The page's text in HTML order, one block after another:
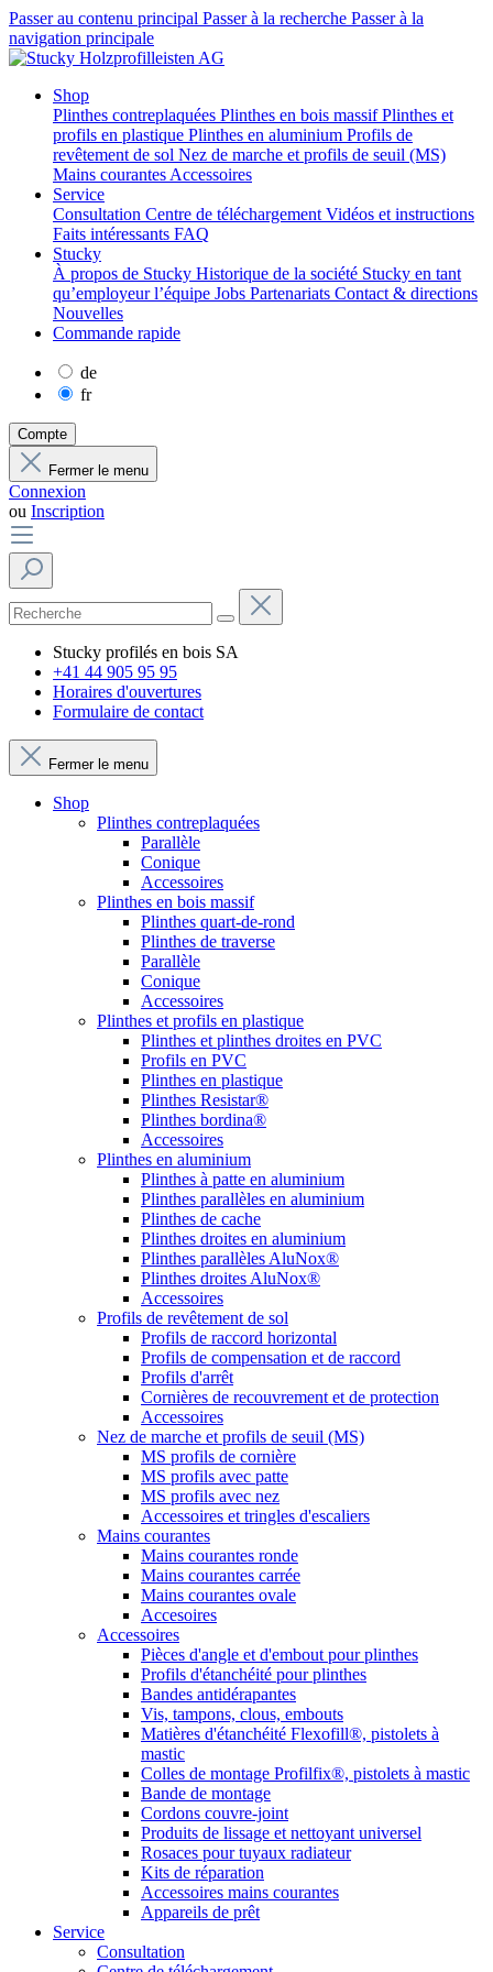
Passer au contenu principal Passer à la recherche Passer à la
navigation principale
Shop
Plinthes contreplaquées Plinthes en bois massif Plinthes et
profils en plastique Plinthes en aluminium Profils de
revêtement de sol Nez de marche et profils de seuil (MS)
Mains courantes Accessoires
Service
Consultation Centre de téléchargement Vidéos et instructions
Faits intéressants FAQ
Stucky
À propos de Stucky Historique de la société Stucky en tant
qu’employeur l’équipe Jobs Partenariats Contact & directions
Nouvelles
Commande rapide
de
fr
Compte
Fermer le menu
Connexion
ou Inscription
Stucky profilés en bois SA
+41 44 905 95 95
Horaires d'ouvertures
Formulaire de contact
Fermer le menu
Shop
Plinthes contreplaquées
Parallèle
Conique
Accessoires
Plinthes en bois massif
Plinthes quart-de-rond
Plinthes de traverse
Parallèle
Conique
Accessoires
Plinthes et profils en plastique
Plinthes et plinthes droites en PVC
Profils en PVC
Plinthes en plastique
Plinthes Resistar®
Plinthes bordina®
Accessoires
Plinthes en aluminium
Plinthes à patte en aluminium
Plinthes parallèles en aluminium
Plinthes de cache
Plinthes droites en aluminium
Plinthes parallèles AluNox®
Plinthes droites AluNox®
Accessoires
Profils de revêtement de sol
Profils de raccord horizontal
Profils de compensation et de raccord
Profils d'arrêt
Cornières de recouvrement et de protection
Accessoires
Nez de marche et profils de seuil (MS)
MS profils de cornière
MS profils avec patte
MS profils avec nez
Accessoires et tringles d'escaliers
Mains courantes
Mains courantes ronde
Mains courantes carrée
Mains courantes ovale
Accesoires
Accessoires
Pièces d'angle et d'embout pour plinthes
Profils d'étanchéité pour plinthes
Bandes antidérapantes
Vis, tampons, clous, embouts
Matières d'étanchéité Flexofill®, pistolets à
mastic
Colles de montage Profilfix®, pistolets à mastic
Bande de montage
Cordons couvre-joint
Produits de lissage et nettoyant universel
Rosaces pour tuyaux radiateur
Kits de réparation
Accessoires mains courantes
Appareils de prêt
Service
Consultation